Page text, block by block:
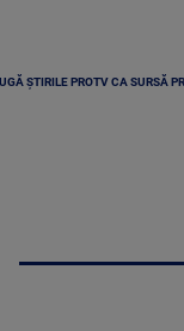
ȘTIRILE PROTV CA SURSĂ